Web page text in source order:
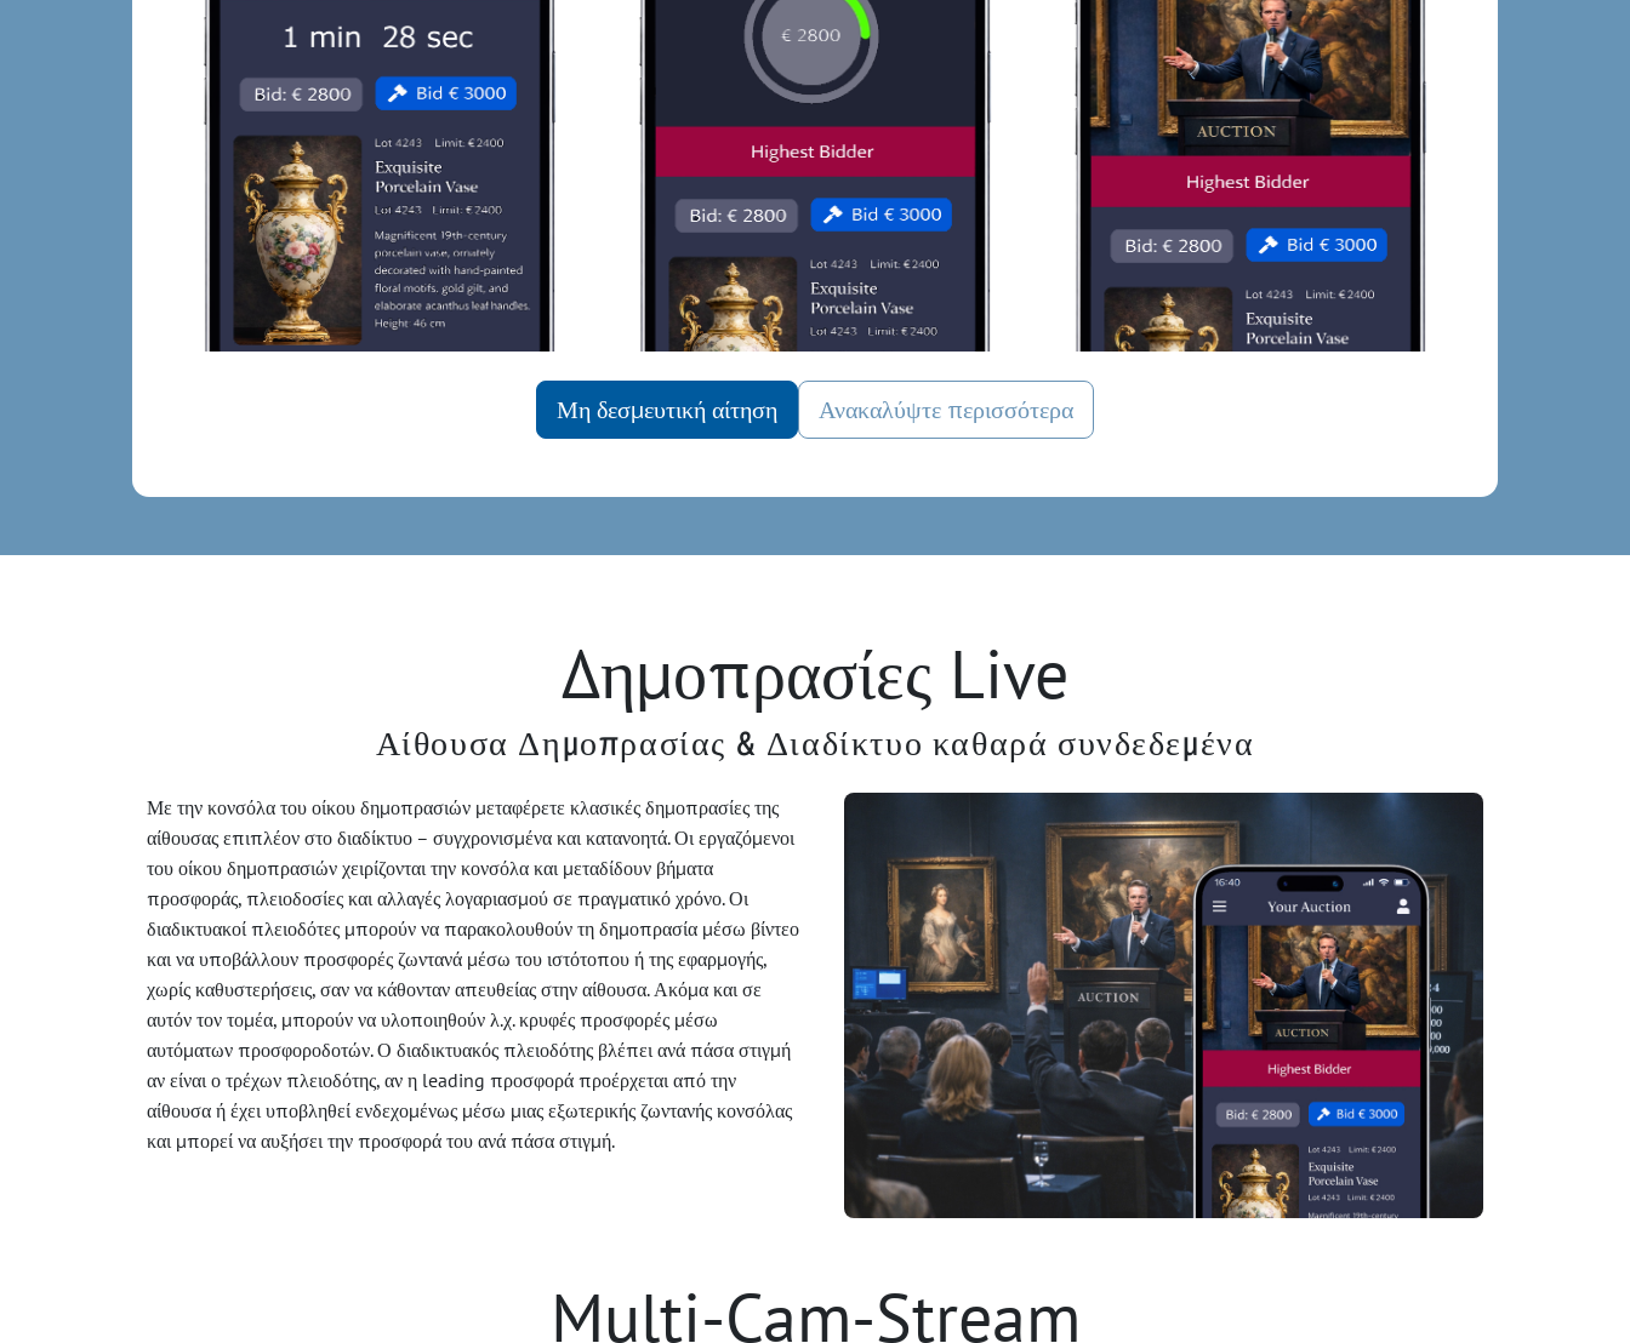
Μη δεσμευτική αίτηση Ανακαλύψτε περισσότερα
Δημοπρασίες Live
Αίθουσα Δημοπρασίας & Διαδίκτυο καθαρά συνδεδεμένα
Με την κονσόλα του οίκου δημοπρασιών μεταφέρετε κλασικές δημοπρασίες της
αίθουσας επιπλέον στο διαδίκτυο – συγχρονισμένα και κατανοητά. Οι εργαζόμενοι
του οίκου δημοπρασιών χειρίζονται την κονσόλα και μεταδίδουν βήματα
προσφοράς, πλειοδοσίες και αλλαγές λογαριασμού σε πραγματικό χρόνο. Οι
διαδικτυακοί πλειοδότες μπορούν να παρακολουθούν τη δημοπρασία μέσω βίντεο
και να υποβάλλουν προσφορές ζωντανά μέσω του ιστότοπου ή της εφαρμογής,
χωρίς καθυστερήσεις, σαν να κάθονταν απευθείας στην αίθουσα. Ακόμα και σε
αυτόν τον τομέα, μπορούν να υλοποιηθούν λ.χ. κρυφές προσφορές μέσω
αυτόματων προσφοροδοτών. Ο διαδικτυακός πλειοδότης βλέπει ανά πάσα στιγμή
αν είναι ο τρέχων πλειοδότης, αν η leading προσφορά προέρχεται από την
αίθουσα ή έχει υποβληθεί ενδεχομένως μέσω μιας εξωτερικής ζωντανής κονσόλας
και μπορεί να αυξήσει την προσφορά του ανά πάσα στιγμή.
Multi-Cam-Stream